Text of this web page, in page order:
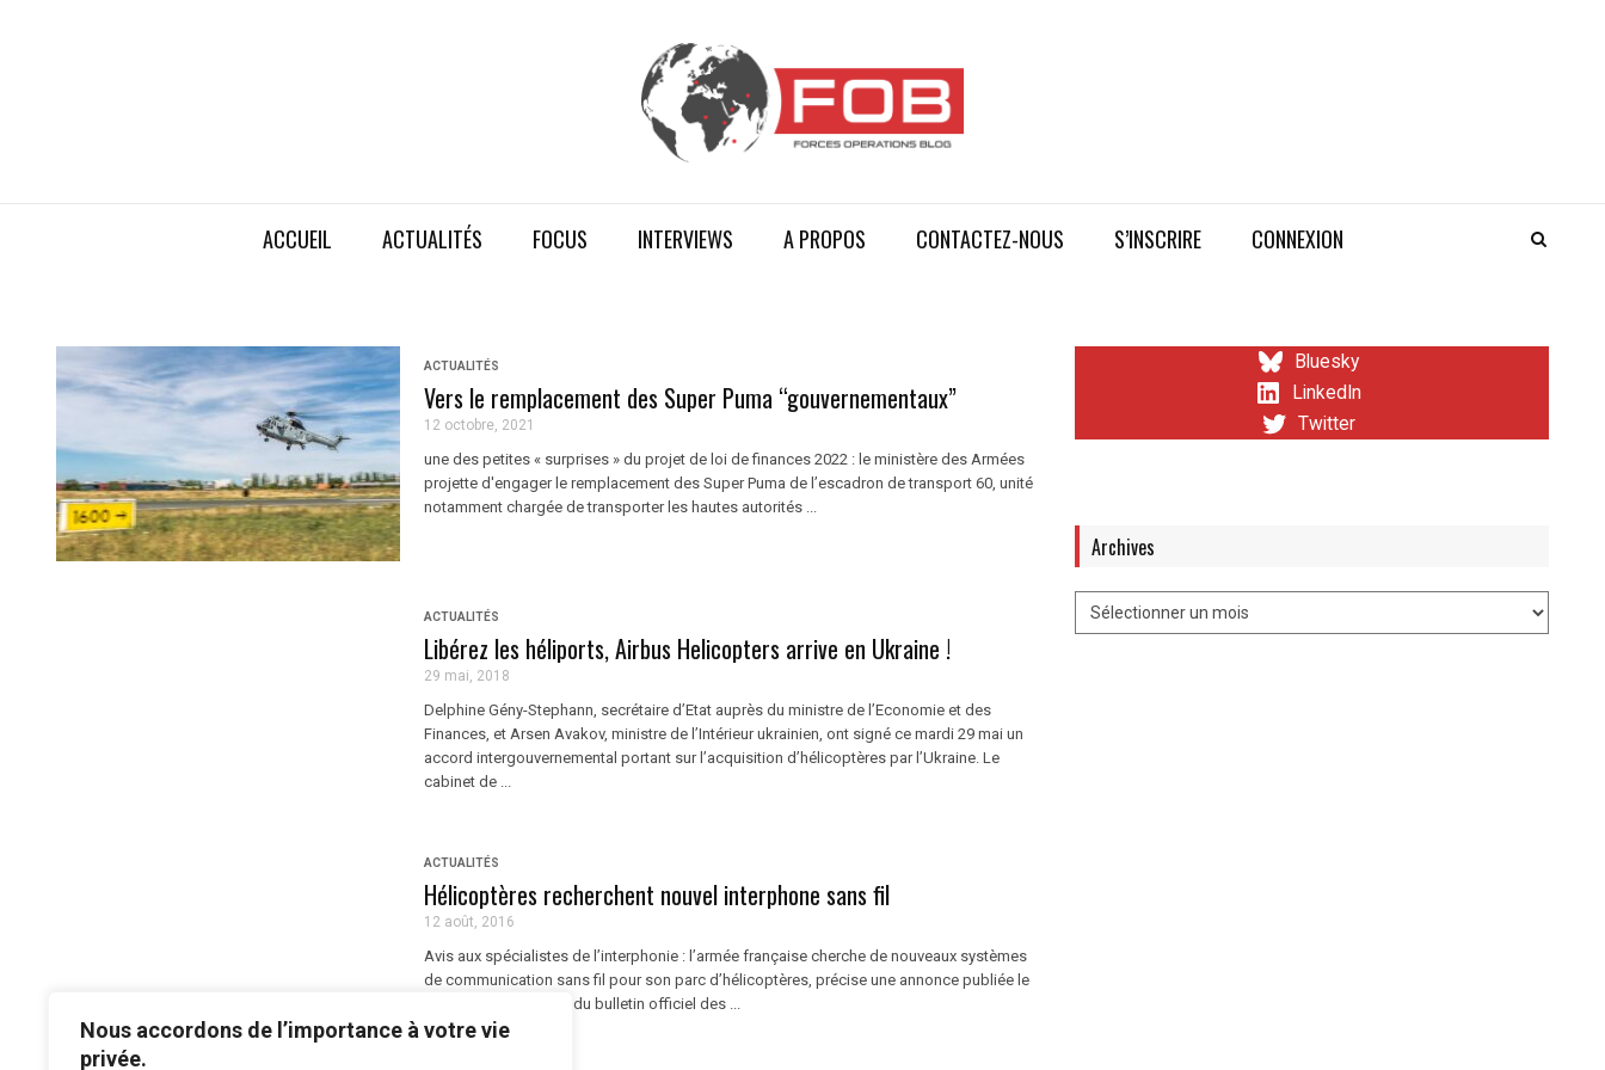
Nous accordons de l’importance à votre vie
privée.
ACCUEIL ACTUALITÉS FOCUS INTERVIEWS A PROPOS CONTACTEZ-NOUS S’INSCRIRE CONNEXION
ACTUALITÉS
Vers le remplacement des Super Puma “gouvernementaux”
12 octobre, 2021
une des petites « surprises » du projet de loi de finances 2022 : le ministère des Armées
projette d'engager le remplacement des Super Puma de l’escadron de transport 60, unité
notamment chargée de transporter les hautes autorités ...
ACTUALITÉS
Libérez les héliports, Airbus Helicopters arrive en Ukraine !
29 mai, 2018
Delphine Gény-Stephann, secrétaire d’Etat auprès du ministre de l’Economie et des
Finances, et Arsen Avakov, ministre de l’Intérieur ukrainien, ont signé ce mardi 29 mai un
accord intergouvernemental portant sur l’acquisition d’hélicoptères par l’Ukraine. Le
cabinet de ...
ACTUALITÉS
Hélicoptères recherchent nouvel interphone sans fil
12 août, 2016
Avis aux spécialistes de l’interphonie : l’armée française cherche de nouveaux systèmes
de communication sans fil pour son parc d’hélicoptères, précise une annonce publiée le
6 août sur le site web du bulletin officiel des ...
Bluesky
LinkedIn
Twitter
Archives